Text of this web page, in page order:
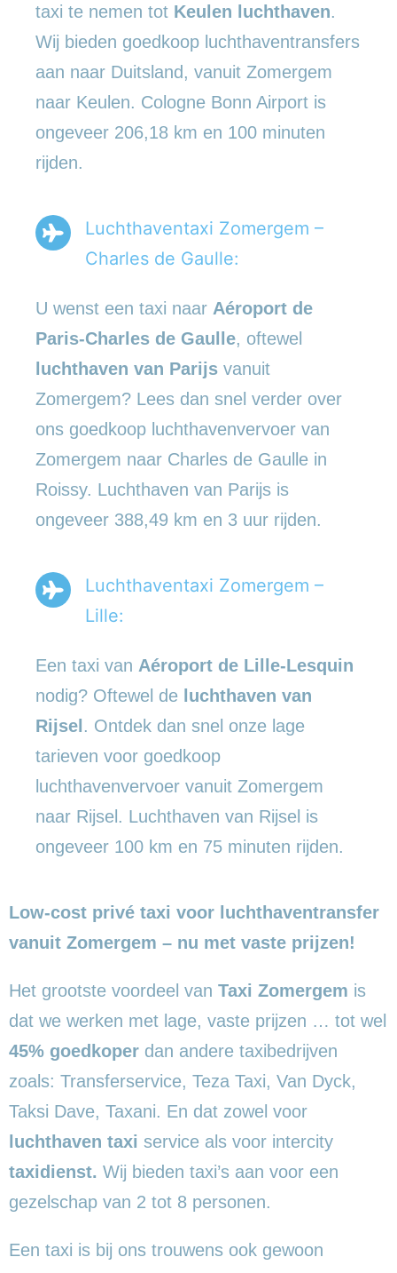
taxi te nemen tot Keulen luchthaven.
Wij bieden goedkoop luchthaventransfers
aan naar Duitsland, vanuit Zomergem
naar Keulen. Cologne Bonn Airport is
ongeveer 206,18 km en 100 minuten
rijden.
Luchthaventaxi Zomergem –
Charles de Gaulle:
U wenst een taxi naar Aéroport de
Paris-Charles de Gaulle, oftewel
luchthaven van Parijs vanuit
Zomergem? Lees dan snel verder over
ons goedkoop luchthavenvervoer van
Zomergem naar Charles de Gaulle in
Roissy. Luchthaven van Parijs is
ongeveer 388,49 km en 3 uur rijden.
Luchthaventaxi Zomergem –
Lille:
Een taxi van Aéroport de Lille-Lesquin
nodig? Oftewel de luchthaven van
Rijsel . Ontdek dan snel onze lage
tarieven voor goedkoop
luchthavenvervoer vanuit Zomergem
naar Rijsel. Luchthaven van Rijsel is
ongeveer 100 km en 75 minuten rijden.
Low-cost privé taxi voor luchthaventransfer
vanuit Zomergem – nu met vaste prijzen!
Het grootste voordeel van Taxi Zomergem is
dat we werken met lage, vaste prijzen … tot wel
45% goedkoper dan andere taxibedrijven
zoals: Transferservice, Teza Taxi, Van Dyck,
Taksi Dave, Taxani. En dat zowel voor
luchthaven taxi service als voor intercity
taxidienst. Wij bieden taxi’s aan voor een
gezelschap van 2 tot 8 personen.
Een taxi is bij ons trouwens ook gewoon